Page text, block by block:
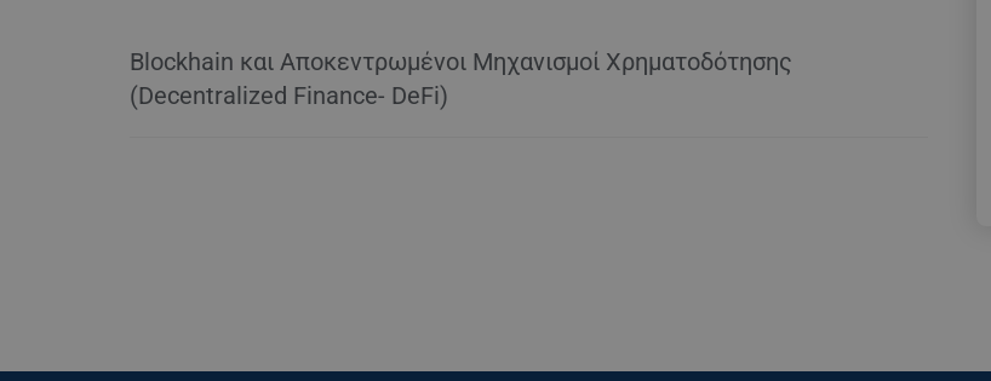
Blockhain και Αποκεντρωμένοι Μηχανισμοί Χρηματοδότησης
(Decentralized Finance- DeFi)